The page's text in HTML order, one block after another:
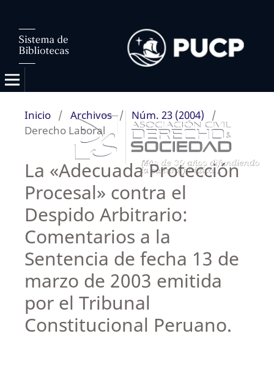
Inicio / Archivos / Núm. 23 (2004)
/
Derecho Laboral
La «Adecuada Protección
Procesal» contra el
Despido Arbitrario:
Comentarios a la
Sentencia de fecha 13 de
marzo de 2003 emitida
por el Tribunal
Constitucional Peruano.